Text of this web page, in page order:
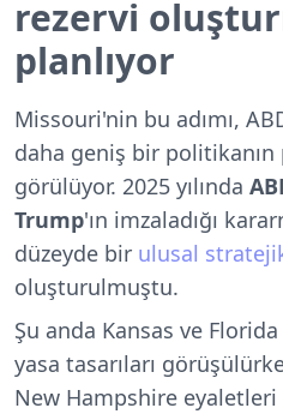
rezervi
planlıyor
Missouri'nin bu adımı,
daha geniş bir politikanın
görülüyor. 2025 yılında
Trump'ın imzaladığı
düzeyde bir ulusal
oluşturulmuştu.
Şu anda Kansas ve
yasa tasarıları
New Hampshire